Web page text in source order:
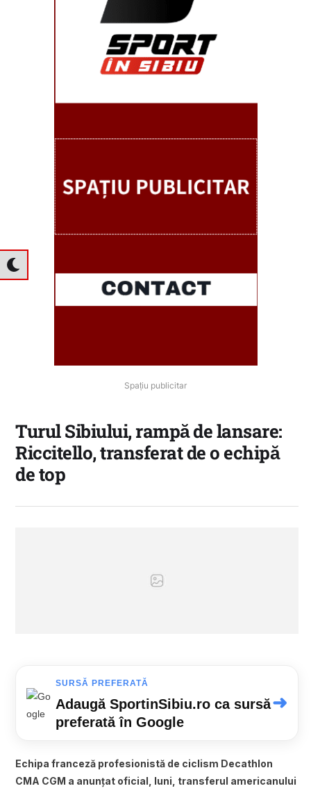
Spațiu publicitar
Turul Sibiului, rampă de lansare:
Riccitello, transferat de o echipă
de top
SURSĂ PREFERATĂ
Adaugă SportinSibiu.ro ca sursă
preferată în Google
➜
Echipa franceză profesionistă de ciclism Decathlon
CMA CGM a anunțat oficial, luni, transferul americanului